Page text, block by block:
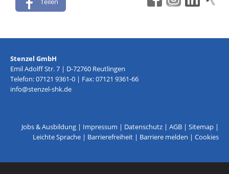
Stenzel GmbH
Emil Adolff Str. 7 | D-72760 Reutlingen
Telefon: 07121 9361-0 | Fax: 07121 9361-66
info@stenzel-shk.de
Jobs & Ausbildung | Impressum | Datenschutz | AGB | Sitemap |
Leichte Sprache | Barrierefreiheit | Barriere melden | Cookies